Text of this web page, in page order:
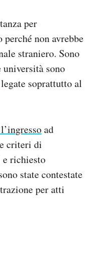
per
non avrebbe
straniero. Sono
sono
soprattutto al
ad
criteri di
richiesto
state contestate
per atti